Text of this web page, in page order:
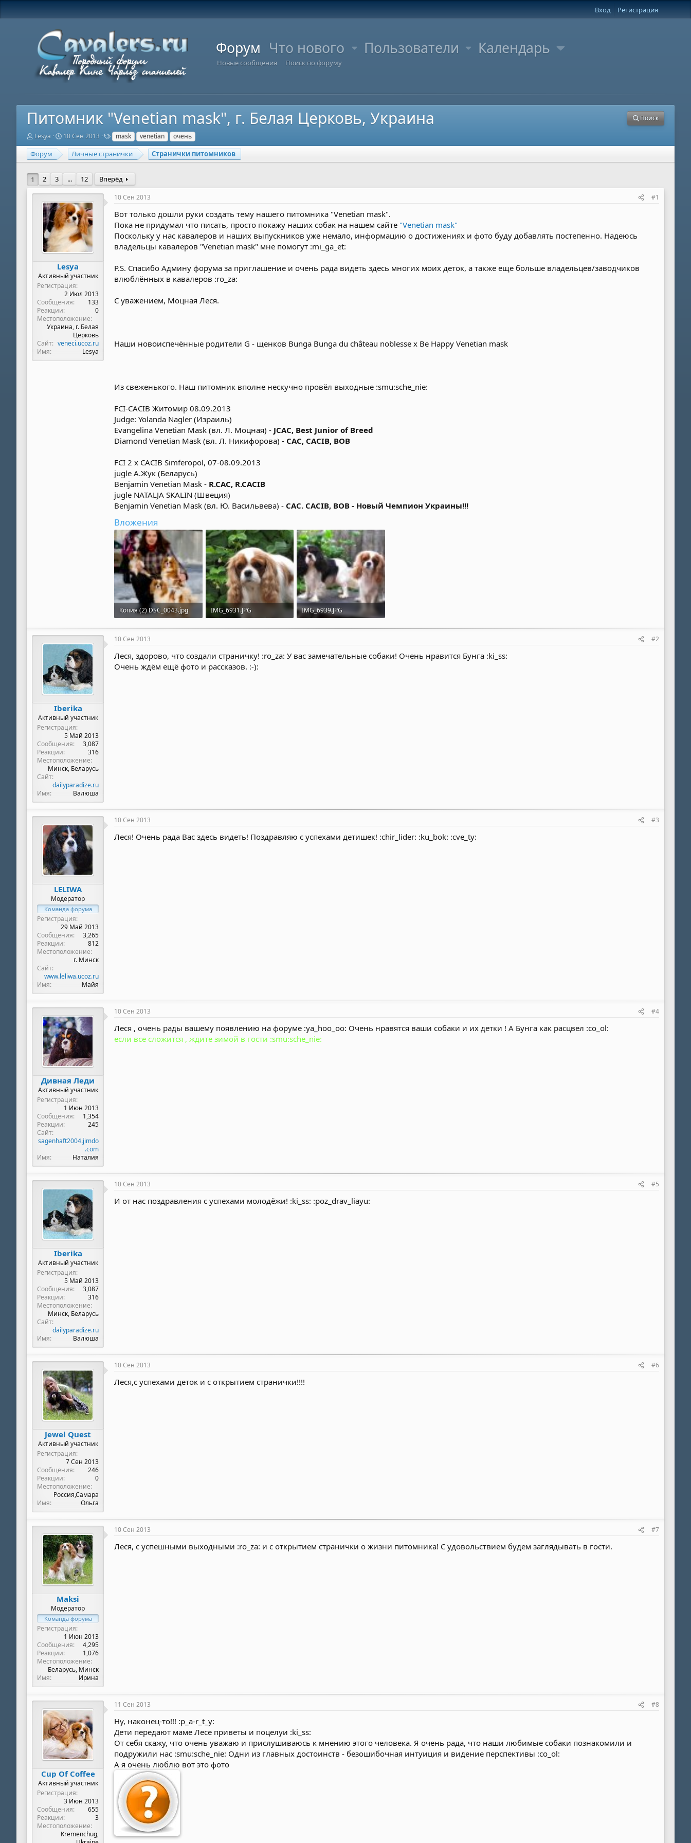
Вход Регистрация
Форум Что нового Пользователи Календарь
Новые сообщения Поиск по форуму
Питомник "Venetian mask", г. Белая Церковь, Украина
Поиск
А
т
о
т
е
м
Lesya
Д
а
ч
а
л
а
10 Сен 2013
Т
е
г
и
mask venetian очень
Форум Личные странички Странички питомников
1 2 3 ... 12 Вперёд
Lesya
Активный участник
Регистрация
2 Июл 2013
Сообщения
133
Реакции
0
Местоположение
Украина, г. Белая
Церковь
Сайт
veneci.ucoz.ru
Имя
Lesya
10 Сен 2013 #1
Вот только дошли руки создать тему нашего питомника "Venetian mask".
Пока не придумал что писать, просто покажу наших собак на нашем сайте "Venetian mask"
Поскольку у нас кавалеров и наших выпускников уже немало, информацию о достижениях и фото буду добавлять постепенно. Надеюсь
владельцы кавалеров "Venetian mask" мне помогут :mi_ga_et:
P.S. Спасибо Админу форума за приглашение и очень рада видеть здесь многих моих деток, а также еще больше владельцев/заводчиков
влюблённых в кавалеров :ro_za:
С уважением, Моцная Леся.
Наши новоиспечённые родители G - щенков Bunga Bunga du château noblesse х Be Happy Venetian mask
Из свеженького. Наш питомник вполне нескучно провёл выходные :smu:sche_nie:
FCI-CACIB Житомир 08.09.2013
Judge: Yolanda Nagler (Израиль)
Evangelina Venetian Mask (вл. Л. Моцная) - JCAC, Best Junior of Breed
Diamond Venetian Mask (вл. Л. Никифорова) - CAC, CACIB, BOB
FCI 2 x CACIB Simferopol, 07-08.09.2013
jugle A.Жук (Беларусь)
Benjamin Venetian Mask - R.CAC, R.CACIB
jugle NATALJA SKALIN (Швеция)
Benjamin Venetian Mask (вл. Ю. Васильвева) - CAC. CACIB, BOB - Новый Чемпион Украины!!!
Вложения
Копия (2) DSC_0043.jpg
IMG_6931.JPG
IMG_6939.JPG
Iberika
Активный участник
Регистрация
5 Май 2013
Сообщения
3,087
Реакции
316
Местоположение
Минск, Беларусь
Сайт
dailyparadize.ru
Имя
Валюша
10 Сен 2013 #2
Леся, здорово, что создали страничку! :ro_za: У вас замечательные собаки! Очень нравится Бунга :ki_ss:
Очень ждём ещё фото и рассказов. :-):
LELIWA
Модератор
Команда форума
Регистрация
29 Май 2013
Сообщения
3,265
Реакции
812
Местоположение
г. Минск
Сайт
www.leliwa.ucoz.ru
Имя
Майя
10 Сен 2013 #3
Леся! Очень рада Вас здесь видеть! Поздравляю с успехами детишек! :chir_lider: :ku_bok: :cve_ty:
Дивная Леди
Активный участник
Регистрация
1 Июн 2013
Сообщения
1,354
Реакции
245
Сайт
sagenhaft2004.jimdo
.com
Имя
Наталия
10 Сен 2013 #4
Леся , очень рады вашему появлению на форуме :ya_hoo_oo: Очень нравятся ваши собаки и их детки ! А Бунга как расцвел :co_ol:
если все сложится , ждите зимой в гости :smu:sche_nie:
Iberika
Активный участник
Регистрация
5 Май 2013
Сообщения
3,087
Реакции
316
Местоположение
Минск, Беларусь
Сайт
dailyparadize.ru
Имя
Валюша
10 Сен 2013 #5
И от нас поздравления с успехами молодёжи! :ki_ss: :poz_drav_liayu:
Jewel Quest
Активный участник
Регистрация
7 Сен 2013
Сообщения
246
Реакции
0
Местоположение
Россия,Самара
Имя
Ольга
10 Сен 2013 #6
Леся,с успехами деток и с открытием странички!!!!
Maksi
Модератор
Команда форума
Регистрация
1 Июн 2013
Сообщения
4,295
Реакции
1,076
Местоположение
Беларусь, Минск
Имя
Ирина
10 Сен 2013 #7
Леся, с успешными выходными :ro_za: и с открытием странички о жизни питомника! С удовольствием будем заглядывать в гости.
Cup Of Coffee
Активный участник
Регистрация
3 Июн 2013
Сообщения
655
Реакции
3
Местоположение
Kremenchug,
11 Сен 2013 #8
Ну, наконец-то!!! :p_a-r_t_y:
Дети передают маме Лесе приветы и поцелуи :ki_ss:
От себя скажу, что очень уважаю и прислушиваюсь к мнению этого человека. Я очень рада, что наши любимые собаки познакомили и
подружили нас :smu:sche_nie: Одни из главных достоинств - безошибочная интуиция и видение перспективы :co_ol:
А я очень люблю вот это фото